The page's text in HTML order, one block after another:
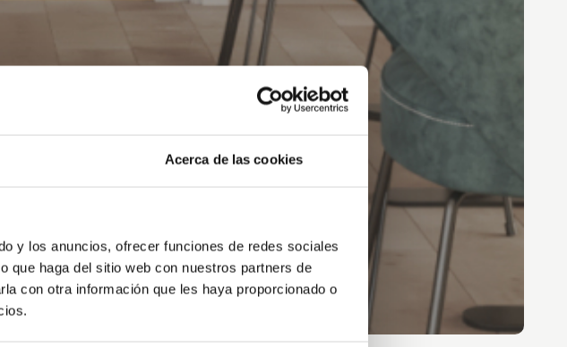
Acerca de las cookies
y los anuncios, ofrecer funciones de redes sociales
que haga del sitio web con nuestros partners de
con otra información que les haya proporcionado o